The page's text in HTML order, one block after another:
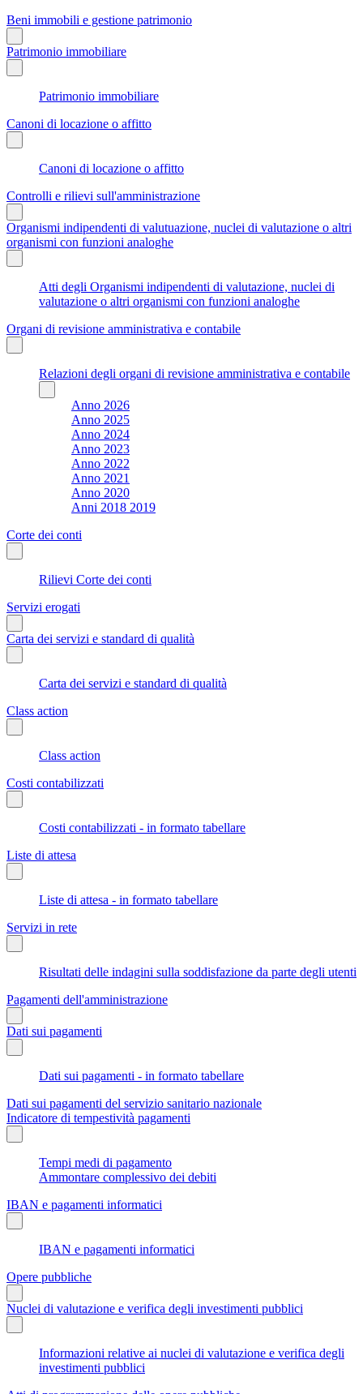
Beni immobili e gestione patrimonio
Patrimonio immobiliare
Patrimonio immobiliare
Canoni di locazione o affitto
Canoni di locazione o affitto
Controlli e rilievi sull'amministrazione
Organismi indipendenti di valutuazione, nuclei di valutazione o altri
organismi con funzioni analoghe
Atti degli Organismi indipendenti di valutazione, nuclei di
valutazione o altri organismi con funzioni analoghe
Organi di revisione amministrativa e contabile
Relazioni degli organi di revisione amministrativa e contabile
Anno 2026
Anno 2025
Anno 2024
Anno 2023
Anno 2022
Anno 2021
Anno 2020
Anni 2018 2019
Corte dei conti
Rilievi Corte dei conti
Servizi erogati
Carta dei servizi e standard di qualità
Carta dei servizi e standard di qualità
Class action
Class action
Costi contabilizzati
Costi contabilizzati - in formato tabellare
Liste di attesa
Liste di attesa - in formato tabellare
Servizi in rete
Risultati delle indagini sulla soddisfazione da parte degli utenti
Pagamenti dell'amministrazione
Dati sui pagamenti
Dati sui pagamenti - in formato tabellare
Dati sui pagamenti del servizio sanitario nazionale
Indicatore di tempestività pagamenti
Tempi medi di pagamento
Ammontare complessivo dei debiti
IBAN e pagamenti informatici
IBAN e pagamenti informatici
Opere pubbliche
Nuclei di valutazione e verifica degli investimenti pubblici
Informazioni relative ai nuclei di valutazione e verifica degli
investimenti pubblici